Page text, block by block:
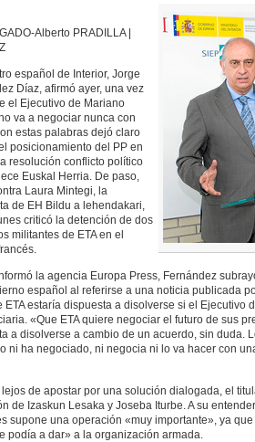
Alberto PRADILLA |
español de Interior, Jorge
Díaz, afirmó ayer, una vez
el Ejecutivo de Mariano
va a negociar nunca con
estas palabras dejó claro
posicionamiento del PP en
resolución conflicto político
Euskal Herria. De paso,
Laura Mintegi, la
de EH Bildu a lehendakari,
criticó la detención de dos
militantes de ETA en el
la agencia Europa Press, Fernández
español al referirse a una noticia publicada
ETA estaría dispuesta a disolverse si el Ejecutivo
«Que ETA quiere negociar el futuro de sus
a disolverse a cambio de un acuerdo, sin duda.
ni ha negociado, ni negocia ni lo va hacer con
lejos de apostar por una solución dialogada, el
de Izaskun Lesaka y Joseba Iturbe. A su
supone una operación «muy importante», ya
podía a dar» a la organización armada.